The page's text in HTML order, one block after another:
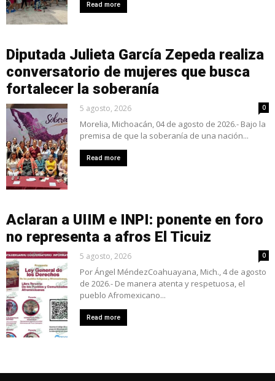
Read more
Diputada Julieta García Zepeda realiza
conversatorio de mujeres que busca
fortalecer la soberanía
5 agosto, 2026 0
Morelia, Michoacán, 04 de agosto de 2026.- Bajo la
premisa de que la soberanía de una nación...
Read more
Aclaran a UIIM e INPI: ponente en foro
no representa a afros El Ticuiz
5 agosto, 2026 0
Por Ángel MéndezCoahuayana, Mich., 4 de agosto
de 2026.- De manera atenta y respetuosa, el
pueblo Afromexicano...
Read more